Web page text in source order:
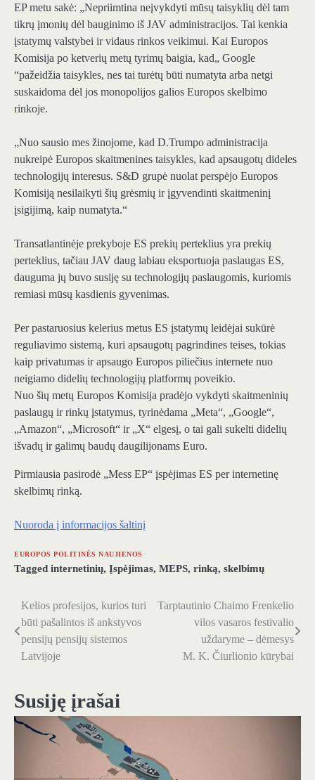
EP metu sakė: „Nepriimtina neįvykdyti mūsų taisyklių dėl tam
tikrų įmonių dėl bauginimo iš JAV administracijos. Tai kenkia
įstatymų valstybei ir vidaus rinkos veikimui. Kai Europos
Komisija po ketverių metų tyrimų baigia, kad„ Google
“pažeidžia taisykles, nes tai turėtų būti numatyta arba netgi
suskaidoma dėl jos monopolijos galios Europos skelbimo
rinkoje.
„Nuo sausio mes žinojome, kad D.Trumpo administracija
nukreipė Europos skaitmenines taisykles, kad apsaugotų dideles
technologijų interesus. S&D grupė nuolat perspėjo Europos
Komisiją nesilaikyti šių grėsmių ir įgyvendinti skaitmeninį
įsigijimą, kaip numatyta.“
Transatlantinėje prekyboje ES prekių perteklius yra prekių
perteklius, tačiau JAV daug labiau eksportuoja paslaugas ES,
dauguma jų buvo susiję su technologijų paslaugomis, kuriomis
remiasi mūsų kasdienis gyvenimas.
Per pastaruosius kelerius metus ES įstatymų leidėjai sukūrė
reguliavimo sistemą, kuri apsaugotų pagrindines teises, tokias
kaip privatumas ir apsaugo Europos piliečius internete nuo
neigiamo didelių technologijų platformų poveikio.
Nuo šių metų Europos Komisija pradėjo vykdyti skaitmeninių
paslaugų ir rinkų įstatymus, tyrinėdama „Meta“, „Google“,
„Amazon“, „Microsoft“ ir „X“ elgesį, o tai gali sukelti didelių
išvadų ir galimų baudų daugilijonams Euro.
Pirmiausia pasirodė „Mess EP“ įspėjimas ES per internetinę
skelbimų rinką.
Nuoroda į informacijos šaltinį
EUROPOS POLITINĖS NAUJIENOS
Tagged internetinių, Įspėjimas, MEPS, rinką, skelbimų
Navigacija
tarp
įrašų
Kelios profesijos, kurios turi
būti pašalintos iš ankstyvos
pensijų pensijų sistemos
Latvijoje
Tarptautinio Chaimo Frenkelio
vilos vasaros festivalio
uždaryme – dėmesys
M. K. Čiurlionio kūrybai
Susiję įrašai